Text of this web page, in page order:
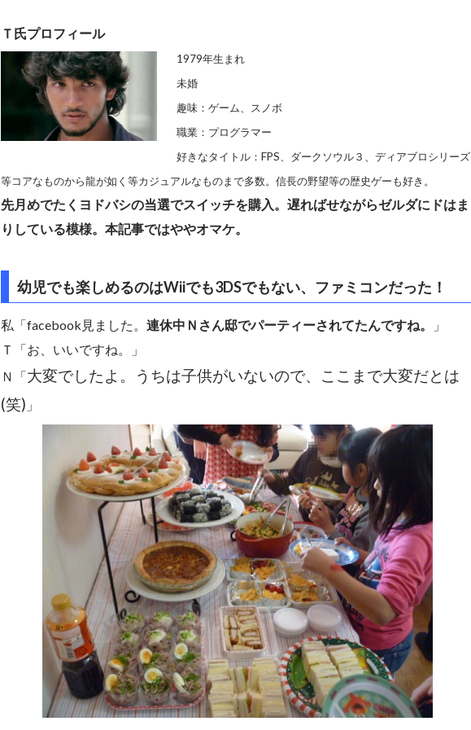
Ｔ氏プロフィール
1979年生まれ
未婚
趣味：ゲーム、スノボ
職業：プログラマー
好きなタイトル：FPS、ダークソウル３、ディアブロシリーズ
等コアなものから龍が如く等カジュアルなものまで多数。信長の野望等の歴史ゲーも好き。
先月めでたくヨドバシの当選でスイッチを購入。遅ればせながらゼルダにドはま
りしている模様。本記事ではややオマケ。
幼児でも楽しめるのはWiiでも3DSでもない、ファミコンだった！
私「facebook見ました。 連休中Ｎさん邸でパーティーされてたんですね。
」
Ｔ「お、いいですね。」
Ｎ「大変でしたよ。うちは子供がいないので、ここまで大変だとは
(笑) 」